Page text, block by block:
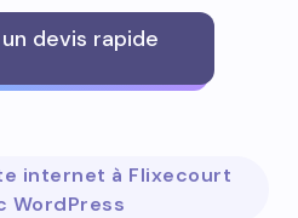
devis rapide
internet à Flixecourt
WordPress